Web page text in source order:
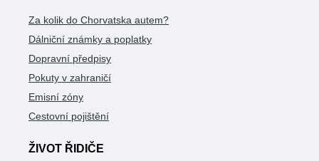
Za kolik do Chorvatska autem?
Dálniční známky a poplatky
Dopravní předpisy
Pokuty v zahraničí
Emisní zóny
Cestovní pojištění
ŽIVOT ŘIDIČE